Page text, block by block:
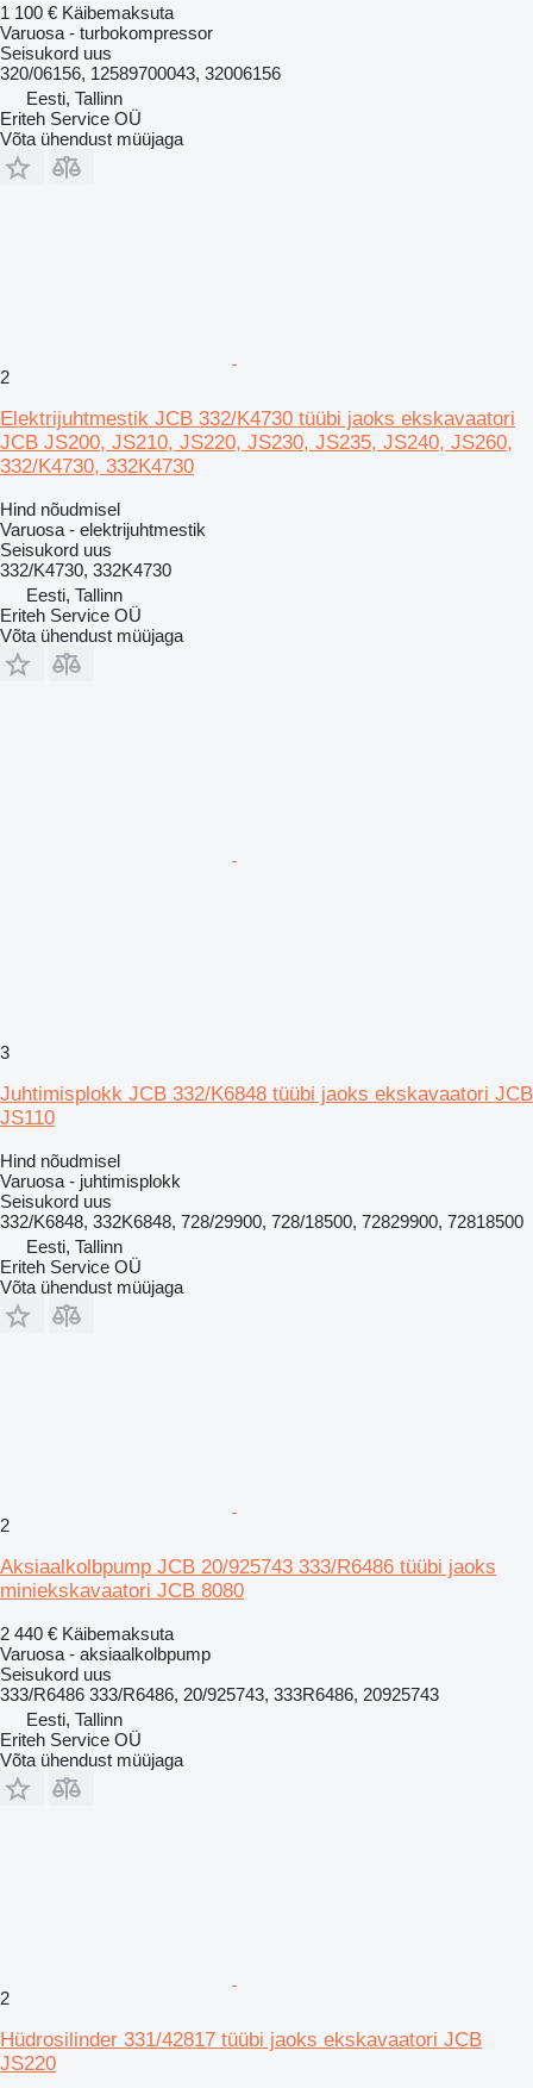
1 100 € Käibemaksuta
Varuosa - turbokompressor
Seisukord uus
320/06156, 12589700043, 32006156
Eesti, Tallinn
Eriteh Service OÜ
Võta ühendust müüjaga
2
Elektrijuhtmestik JCB 332/K4730 tüübi jaoks ekskavaatori
JCB JS200, JS210, JS220, JS230, JS235, JS240, JS260,
332/K4730, 332K4730
Hind nõudmisel
Varuosa - elektrijuhtmestik
Seisukord uus
332/K4730, 332K4730
Eesti, Tallinn
Eriteh Service OÜ
Võta ühendust müüjaga
3
Juhtimisplokk JCB 332/K6848 tüübi jaoks ekskavaatori JCB
JS110
Hind nõudmisel
Varuosa - juhtimisplokk
Seisukord uus
332/K6848, 332K6848, 728/29900, 728/18500, 72829900, 72818500
Eesti, Tallinn
Eriteh Service OÜ
Võta ühendust müüjaga
2
Aksiaalkolbpump JCB 20/925743 333/R6486 tüübi jaoks
miniekskavaatori JCB 8080
2 440 € Käibemaksuta
Varuosa - aksiaalkolbpump
Seisukord uus
333/R6486 333/R6486, 20/925743, 333R6486, 20925743
Eesti, Tallinn
Eriteh Service OÜ
Võta ühendust müüjaga
2
Hüdrosilinder 331/42817 tüübi jaoks ekskavaatori JCB
JS220